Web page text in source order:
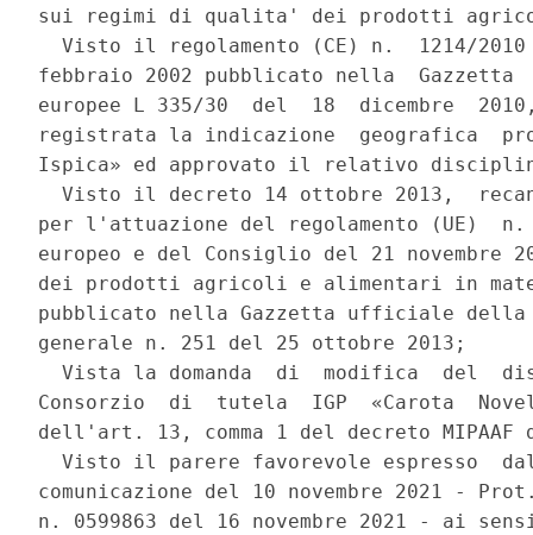
sui regimi di qualita' dei prodotti
Visto il regolamento (CE) n.  1214/
febbraio 2002 pubblicato nella
europee L 335/30  del  18  dicembre
registrata la indicazione  geografica
Ispica» ed approvato il relativo
Visto il decreto 14 ottobre 2013,
per l'attuazione del regolamento (UE)  n.
europeo e del Consiglio del 21
dei prodotti agricoli e alimentari in
pubblicato nella Gazzetta ufficiale
generale n. 251 del 25 ottobre 2013;
Vista la domanda  di  modifica  del
Consorzio  di  tutela  IGP  «Carota
dell'art. 13, comma 1 del decreto
Visto il parere favorevole espresso
comunicazione del 10 novembre 2021 -
n. 0599863 del 16 novembre 2021 - ai